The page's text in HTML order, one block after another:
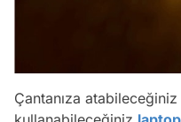
Çantanıza